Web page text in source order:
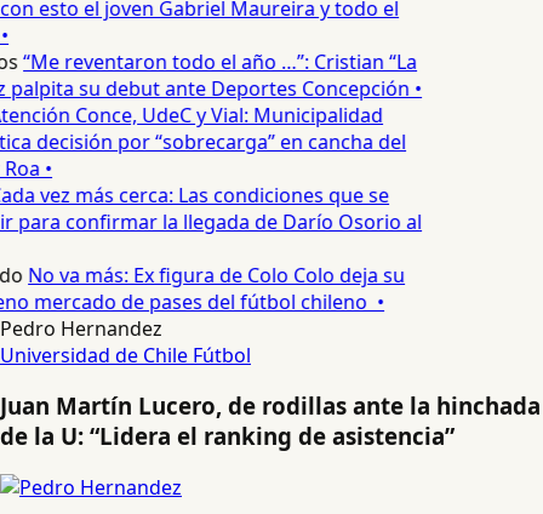
esto el joven Gabriel Maureira y todo el
“Me reventaron todo el año …”: Cristian “La
palpita su debut ante Deportes Concepción •
Conce, UdeC y Vial: Municipalidad
decisión por “sobrecarga” en cancha del
•
vez más cerca: Las condiciones que se
para confirmar la llegada de Darío Osorio al
No va más: Ex figura de Colo Colo deja su
mercado de pases del fútbol chileno •
Pedro Hernandez
Universidad de Chile Fútbol
Juan Martín Lucero, de rodillas ante la hinchada
de la U: “Lidera el ranking de asistencia”